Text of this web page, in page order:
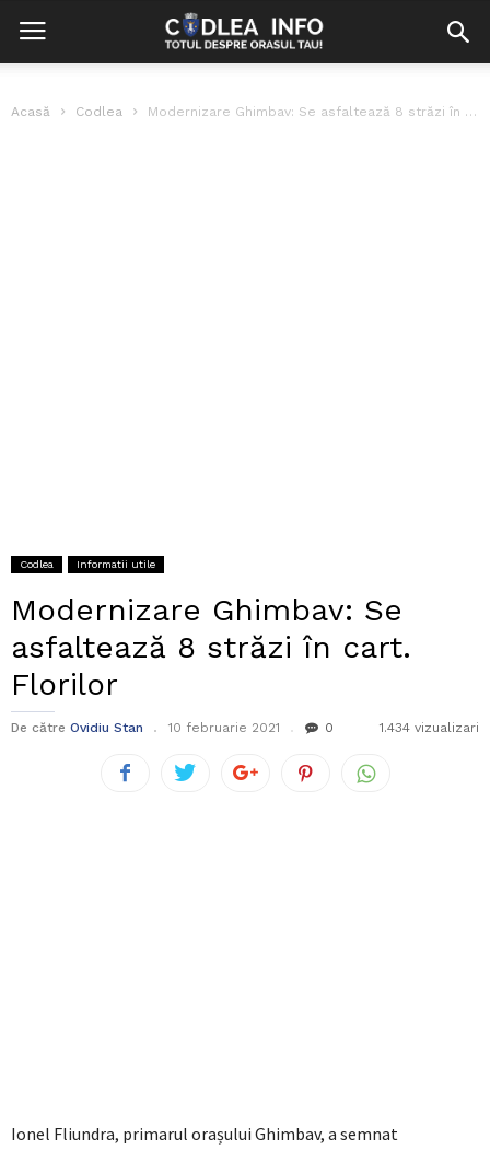
Acasă Codlea Modernizare Ghimbav: Se asfaltează 8 străzi în cart. Florilor
Codlea Informatii utile
Modernizare Ghimbav: Se
asfaltează 8 străzi în cart.
Florilor
De către Ovidiu Stan 10 februarie 2021 0 1.434 vizualizari
Ionel Fliundra, primarul orașului Ghimbav, a semnat